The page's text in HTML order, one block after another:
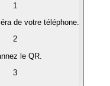
vous intéressent
en monnaie
1
de votre téléphone.
2
le QR.
3